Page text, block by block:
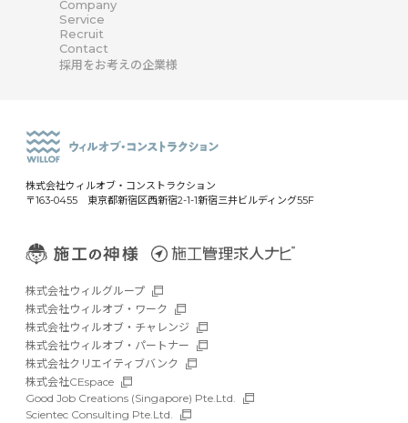
Company
Service
Recruit
Contact
採用をお考えの企業様
株式会社ウィルオブ・コンストラクション
〒163-0455 東京都新宿区西新宿2-1-1新宿三井ビルディング55F
株式会社ウィルグループ
株式会社ウィルオブ・ワーク
株式会社ウィルオブ・チャレンジ
株式会社ウィルオブ・パートナー
株式会社クリエイティブバンク
株式会社CEspace
Good Job Creations (Singapore) Pte.Ltd.
Scientec Consulting Pte.Ltd.